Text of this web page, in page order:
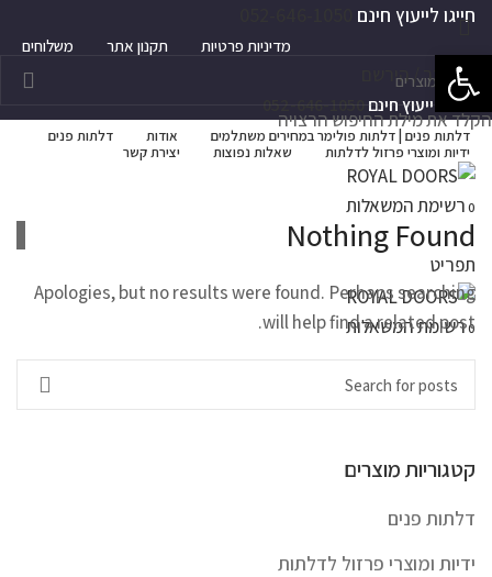
חייגו לייעוץ חינם
מדיניות פרטיות תקנון אתר משלוחים
התחבר / הירשם
חייגו לייעוץ חינם052-646-1050
דלתות פנים | דלתות פולימר במחירים משתלמים אודות
דלתות פנים
ידיות ומוצרי פרזול לדלתות
שאלות נפוצות יצירת קשר
0 רשימת המשאלות
תפריט
0רשימת המשאלות
Nothing Found
Apologies, but no results were found. Perhaps searching
will help find a related post.
קטגוריות מוצרים
דלתות פנים
ידיות ומוצרי פרזול לדלתות
הקלד את מילת החיפוש הרצויה
פתח סרגל נגישות